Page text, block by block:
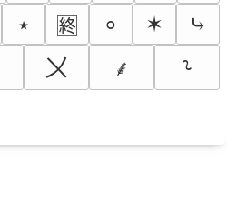
⭑ 🈡 ⸰ ✶
⤷
〤 ⸙ ⸊